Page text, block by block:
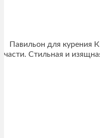
Павильон для курения
части. Стильная и